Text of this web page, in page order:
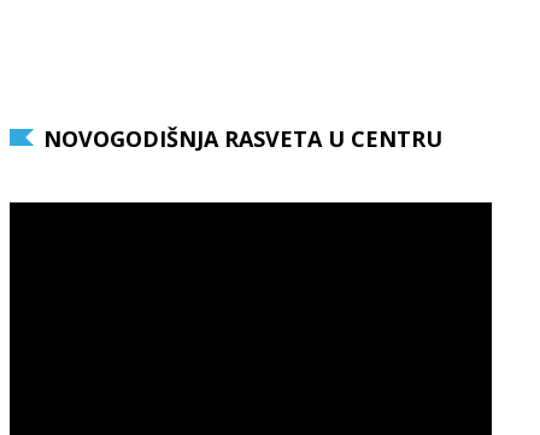
NOVOGODIŠNJA RASVETA U CENTRU